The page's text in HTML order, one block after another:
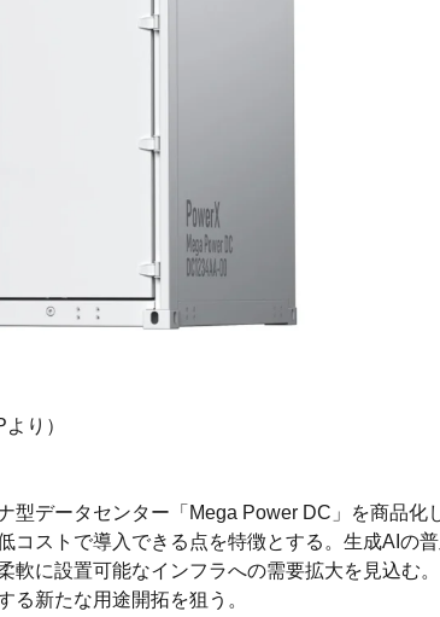
り）
データセンター「Mega Power DC」を商品化
ストで導入できる点を特徴とする。生成AIの
に設置可能なインフラへの需要拡大を見込む
新たな用途開拓を狙う。